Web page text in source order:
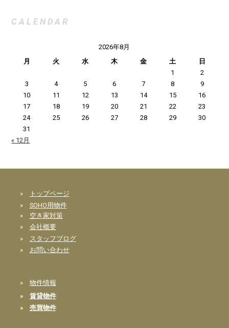
CALENDAR
2026年8月
月
火 水 木 金 土
日
1
2
3
4 5 6 7 8
9
10
11 12 13 14 15
16
17
18 19 20 21 22
23
24
25 26 27 28 29
30
31
« 12月
»
トップページ
» SOHO用物件
» 空き家対策
» 会社概要
»
スタッフブログ
» お問い合わせ
» 物件情報
» 賃貸物件
» 売買物件